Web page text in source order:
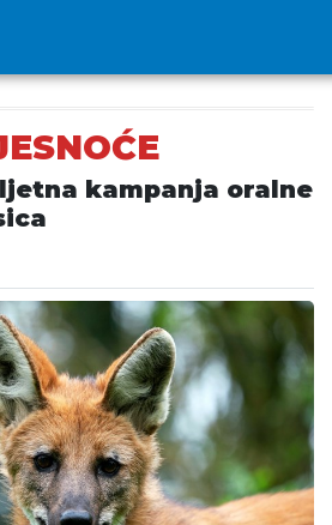
kampanja oralne